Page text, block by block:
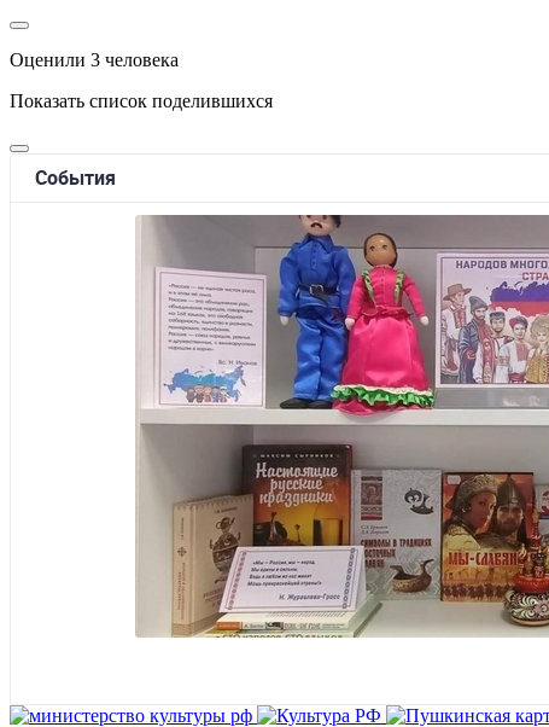
Оценили 3 человека
Показать список поделившихся